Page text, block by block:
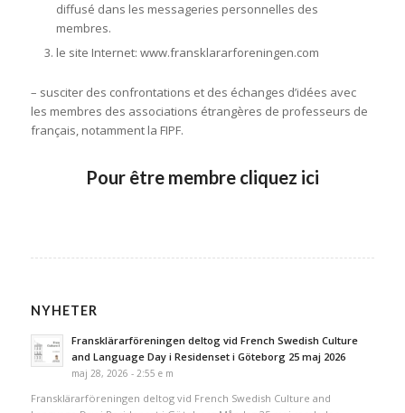
diffusé dans les messageries personnelles des
membres.
le site Internet: www.fransklararforeningen.com
– susciter des confrontations et des échanges d’idées avec
les membres des associations étrangères de professeurs de
français, notamment la FIPF.
Pour être membre cliquez ici
NYHETER
Fransklärarföreningen deltog vid French Swedish Culture
and Language Day i Residenset i Göteborg 25 maj 2026
maj 28, 2026 - 2:55 e m
Fransklärarföreningen deltog vid French Swedish Culture and